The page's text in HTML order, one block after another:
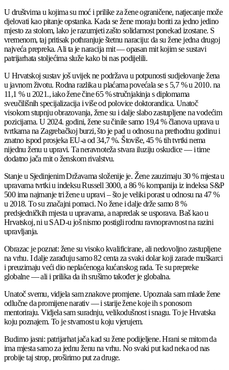
U društvima u kojima su moć i prilike za žene ograničene, natjecanje može
djelovati kao pitanje opstanka. Kada se žene moraju boriti za jedno jedino
mjesto za stolom, lako je razumjeti zašto solidarnost ponekad izostane. S
vremenom, taj pritisak pothranjuje štetnu naraciju: da su žene jedna drugoj
najveća prepreka. Ali ta je naracija mit — opasan mit kojim se sustavi
patrijarhata stoljećima služe kako bi nas podijelili.
U Hrvatskoj sustav još uvijek ne podržava u potpunosti sudjelovanje žena
u javnom životu. Rodna razlika u plaćama povećala se s 5,7 % u 2010. na
11,1 % u 2021., iako žene čine 65 % stručnjakinja s diplomama
sveučilišnih specijalizacija i više od polovice doktorandica. Unatoč
visokom stupnju obrazovanja, žene su i dalje slabo zastupljene na vodećim
pozicijama. U 2024. godini, žene su činile samo 19,4 % članova uprava u
tvrtkama na Zagrebačkoj burzi, što je pad u odnosu na prethodnu godinu i
znatno ispod prosjeka EU-a od 34,7 %. Štoviše, 45 % tih tvrtki nema
nijednu ženu u upravi. Ta neravnoteža stvara iluziju oskudice — i time
dodatno jača mit o ženskom rivalstvu.
Stanje u Sjedinjenim Državama složenije je. Žene zauzimaju 30 % mjesta u
upravama tvrtki u indeksu Russell 3000, a 86 % kompanija iz indeksa S&P
500 ima najmanje tri žene u upravi – što je veliki porast u odnosu na 47 %
u 2018. To su značajni pomaci. No žene i dalje drže samo 8 %
predsjedničkih mjesta u upravama, a napredak se usporava. Baš kao u
Hrvatskoj, ni u SAD-u još nismo postigli rodnu ravnopravnost na razini
upravljanja.
Obrazac je poznat: žene su visoko kvalificirane, ali nedovoljno zastupljene
na vrhu. I dalje zarađuju samo 82 centa za svaki dolar koji zarade muškarci
i preuzimaju veći dio neplaćenoga kućanskog rada. Te su prepreke
globalne — ali i prilika da ih srušimo također je globalna.
Unatoč svemu, vidjela sam znakove promjene. Upoznala sam mlade žene
odlučne da promijene narativ — i starije žene koje ih s ponosom
mentoriraju. Vidjela sam suradnju, velikodušnost i snagu. To je Hrvatska
koju poznajem. To je stvarnost u koju vjerujem.
Budimo jasni: patrijarhat jača kad su žene podijeljene. Hrani se mitom da
ima mjesta samo za jednu ženu na vrhu. No svaki put kad neka od nas
probije taj strop, proširimo put za druge.